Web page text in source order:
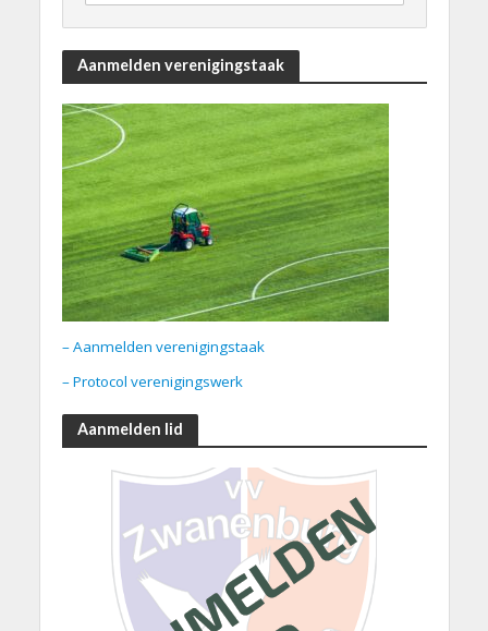
Aanmelden verenigingstaak
– Aanmelden verenigingstaak
– Protocol verenigingswerk
Aanmelden lid